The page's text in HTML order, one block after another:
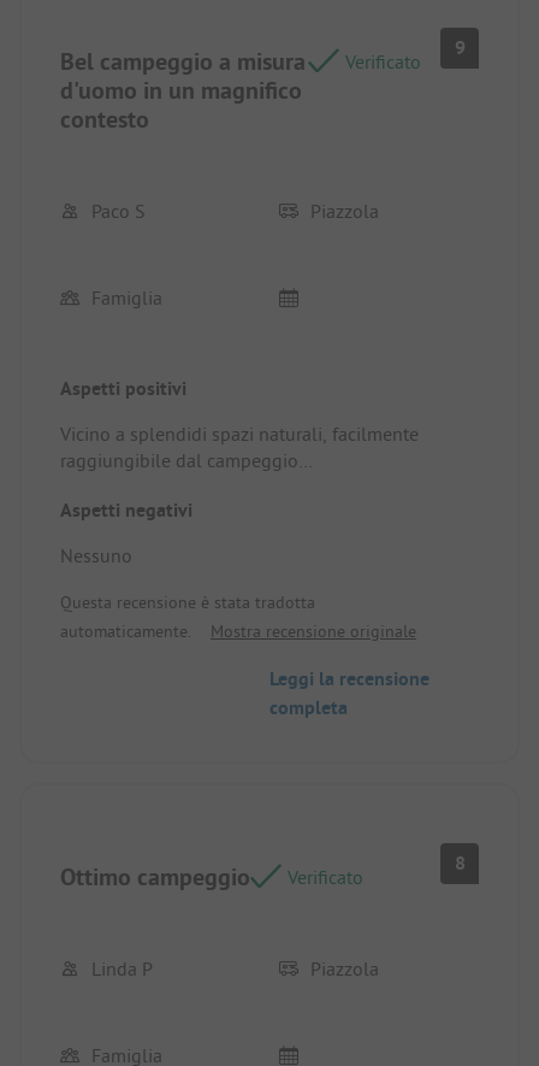
Bel campeggio a misura
d'uomo in un magnifico
contesto
Verificato
9
Paco S Piazzola
Famiglia
Aspetti positivi
Vicino a splendidi spazi naturali, facilmente
raggiungibile dal campeggio
ombra, l'auto può essere posteggiata nel
tenda.
Aspetti negativi
Nessuno
Questa recensione è stata tradotta
automaticamente.
Mostra recensione originale
Leggi la recensione
completa
Ottimo campeggio Verificato
8
Linda P Piazzola
Famiglia